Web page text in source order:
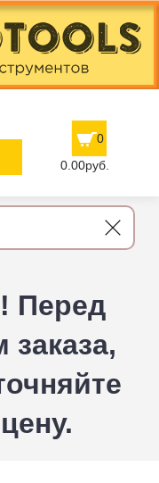
0
0.00руб.
Перед